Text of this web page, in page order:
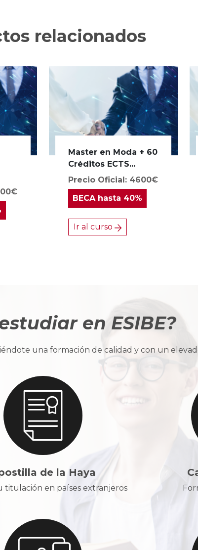
relacionados
Master en Moda + 60
Créditos ECTS...
Precio Oficial: 4600€
BECAhasta 40%
Ir al curso
en ESIBE?
una formación de calidad y con un
de la Haya
titulación en países extranjeros